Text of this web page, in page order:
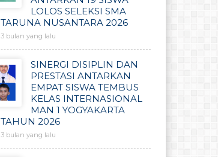
LOLOS SELEKSI SMA
TARUNA NUSANTARA 2026
3 bulan yang lalu
SINERGI DISIPLIN DAN
PRESTASI ANTARKAN
EMPAT SISWA TEMBUS
KELAS INTERNASIONAL
MAN 1 YOGYAKARTA
TAHUN 2026
3 bulan yang lalu